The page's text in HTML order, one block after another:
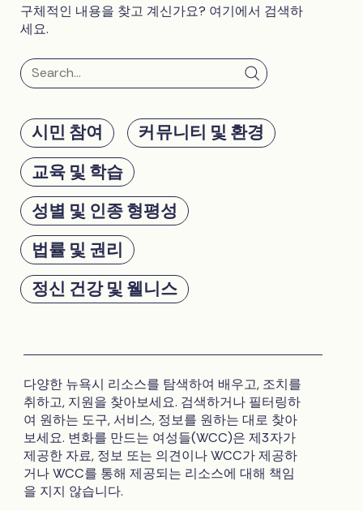
구체적인 내용을 찾고 계신가요? 여기에서 검색하
세요.
시민 참여
커뮤니티 및 환경
교육 및 학습
성별 및 인종 형평성
법률 및 권리
정신 건강 및 웰니스
다양한 뉴욕시 리소스를 탐색하여 배우고, 조치를
취하고, 지원을 찾아보세요. 검색하거나 필터링하
여 원하는 도구, 서비스, 정보를 원하는 대로 찾아
보세요. 변화를 만드는 여성들(WCC)은 제3자가
제공한 자료, 정보 또는 의견이나 WCC가 제공하
거나 WCC를 통해 제공되는 리소스에 대해 책임
을 지지 않습니다.